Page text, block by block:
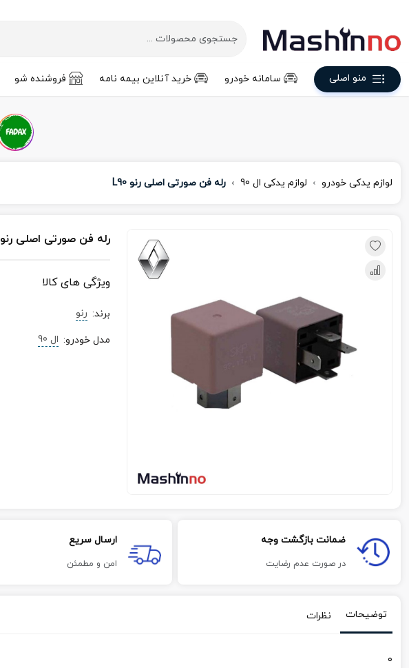
منو اصلی سامانه خودرو خرید آنلاین بیمه نامه فروشنده شو
لوازم یدکی خودرو لوازم یدکی ال 90 رله فن صورتی اصلی رنو L90
رله فن صورتی اصلی رنو L90
ویژگی های کالا
برند: رنو
مدل خودرو: ال 90
ضمانت بازگشت وجه
در صورت عدم رضایت
ارسال سریع
امن و مطمئن
توضیحات نظرات
0